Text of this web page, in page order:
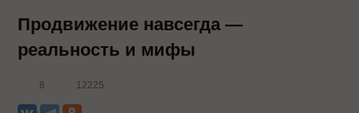
Продвижение навсегда —
реальность и мифы
8 12225